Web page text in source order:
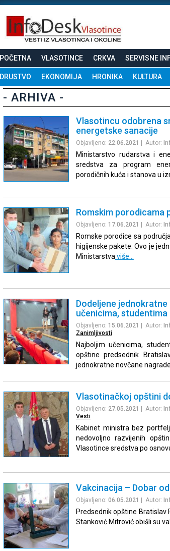
POČETNA VLASOTINCE CRKVA SERVISNE
DRUSTVO EKONOMIJA HRONIKA KULTURA
- ARHIVA -
Vlasotincu odobrena
energetske sanacije
Objavljeno: 22.06.2021 | Autor:
Ministarstvo rudarstva i
sredstva za program
porodičnih kuća i stanova u
Romskim porodicama
Objavljeno: 17.06.2021 | Autor:
Romske porodice sa
higijenske pakete. Ovo je
Ministarstva više…
Dodeljene
učenicima,
Objavljeno: 15.06.2021 | Autor:
Zanimljivosti
Najboljim učenicima,
opštine predsednik
jednokratne novčane
Vlasotinačkoj opštini
Objavljeno: 27.05.2021 | Autor:
Vesti
Kabinet ministra bez
nedovoljno razvijenih
Vlasotince sredstva po
Vakcinacija – Dobar
Objavljeno: 06.05.2021 | Autor:
Predsednik opštine Bratislav
Stanković Mitrović obišli su